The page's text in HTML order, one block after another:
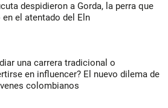
despidieron a Gorda, la perra que
en el atentado del Eln
una carrera tradicional o
en influencer? El nuevo dilema de
colombianos